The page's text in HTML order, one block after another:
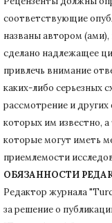
соответствующие
названы автором
сделано надлежащее
привлечь внимание
каких-либо серьезных
рассмотрение и других
которых им известно,
которые могут иметь
приемлемости
ОБЯЗАННОСТИ
Редактор журнала
за решение о